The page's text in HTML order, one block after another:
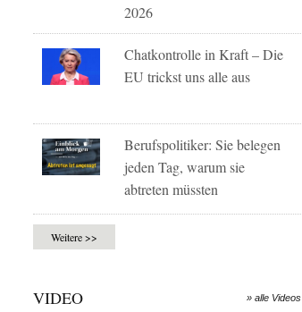
2026
Chatkontrolle in Kraft – Die
EU trickst uns alle aus
Berufspolitiker: Sie belegen
jeden Tag, warum sie
abtreten müssten
Weitere >>
VIDEO » alle Videos